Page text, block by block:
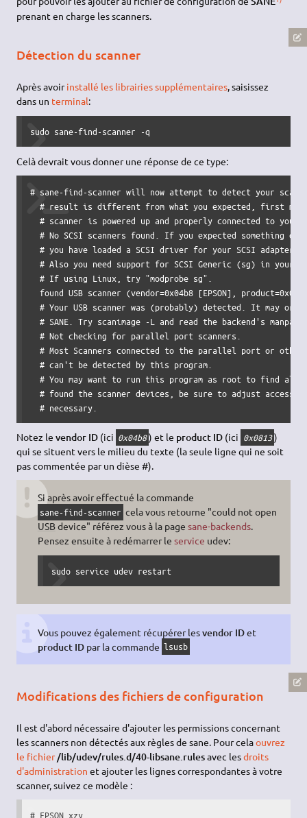
prenant en charge les scanners.
Détection du scanner
Après avoirinstallé les librairies supplémentaires, saisissez
dans un terminal:
sudo sane-find-scanner -q
Celà devrait vous donner une réponse de ce type:
# sane-find-scanner will now attempt to detect your
# result is different from what you expected, first
# scanner is powered up and properly connected to your
# No SCSI scanners found. If you expected something
  # you have loaded a SCSI driver for your SCSI adapter.
# Also you need support for SCSI Generic (sg) in your
  # If using Linux, try "modprobe sg".
found USB scanner (vendor=0x04b8 [EPSON],
# Your USB scanner was (probably) detected. It may or
# SANE. Try scanimage -L and read the backend's
  # Not checking for parallel port scanners.
# Most Scanners connected to the parallel port or
  # can't be detected by this program.
# You may want to run this program as root to find all
# found the scanner devices, be sure to adjust access
  # necessary.
Notez levendor ID (ici 0x04b8) et le product ID (ici 0x0813 )
qui se situent vers le milieu du texte (la seule ligne qui ne soit
pas commentée par un dièse #).
Si après avoir effectué la commande
sane-find-scanner cela vous retourne "could not open
USBdevice" référez vous à la page sane-backends.
Pensez ensuite à redémarrer le service udev:
sudo service udev restart
Vous pouvez également récupérer lesvendor IDet
product IDpar la commande lsusb
Modifications des fichiers de configuration
Il est d'abord nécessaire d'ajouter les permissions concernant
les scanners non détectés aux règles de sane. Pour celaouvrez
le fichier /lib/udev/rules.d/40-libsane.rulesavec lesdroits
d'administration et ajouter les lignes correspondantes à votre
scanner, suivez ce modèle :
# EPSON xzy